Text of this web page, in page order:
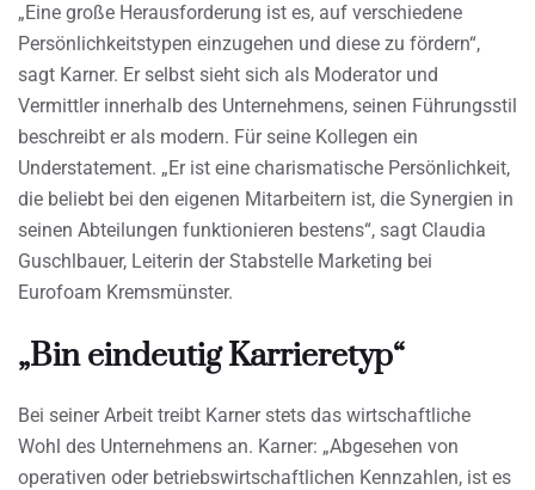
„Eine große Herausforderung ist es, auf verschiedene
Persönlichkeitstypen einzugehen und diese zu fördern“,
sagt Karner. Er selbst sieht sich als Moderator und
Vermittler innerhalb des Unternehmens, seinen Führungsstil
beschreibt er als modern. Für seine Kollegen ein
Understatement. „Er ist eine charismatische Persönlichkeit,
die beliebt bei den eigenen Mitarbeitern ist, die Synergien in
seinen Abteilungen funktionieren bestens“, sagt Claudia
Guschlbauer, Leiterin der Stabstelle Marketing bei
Eurofoam Kremsmünster.
„Bin eindeutig Karrieretyp“
Bei seiner Arbeit treibt Karner stets das wirtschaftliche
Wohl des Unternehmens an. Karner: „Abgesehen von
operativen oder betriebswirtschaftlichen Kennzahlen, ist es